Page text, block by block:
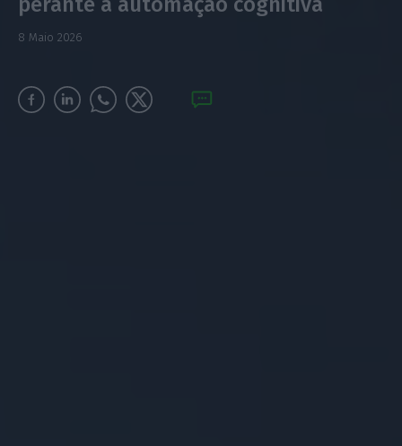
8 Maio 2026